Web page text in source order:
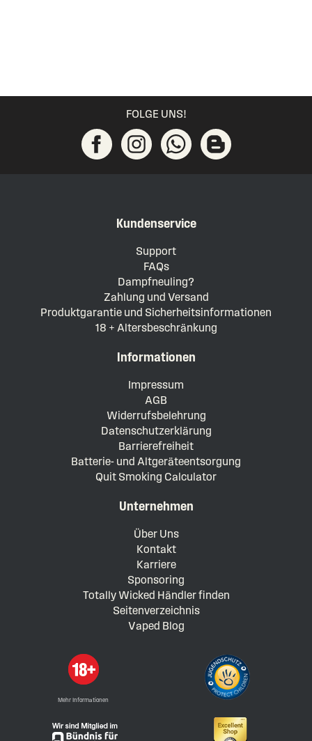
FOLGE UNS!
Kundenservice
Support
FAQs
Dampfneuling?
Zahlung und Versand
Produktgarantie und Sicherheitsinformationen
18 + Altersbeschränkung
Informationen
Impressum
AGB
Widerrufsbelehrung
Datenschutzerklärung
Barrierefreiheit
Batterie- und Altgeräteentsorgung
Quit Smoking Calculator
Unternehmen
Über Uns
Kontakt
Karriere
Sponsoring
Totally Wicked Händler finden
Seitenverzeichnis
Vaped Blog
Mehr Informationen